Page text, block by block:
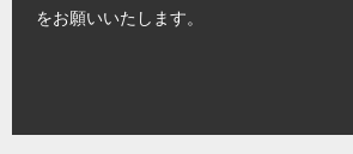
をお願いいたします。